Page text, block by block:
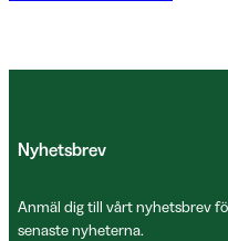
Nyhetsbrev
Anmäl dig till vårt nyhetsbrev
senaste nyheterna.